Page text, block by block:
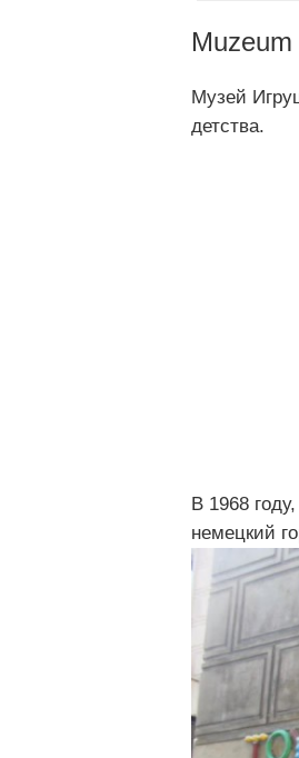
Музей
детства.
В 1968
немецкий